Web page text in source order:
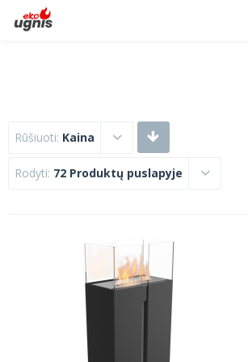
Rūšiuoti: Kaina
Rodyti: 72 Produktų puslapyje